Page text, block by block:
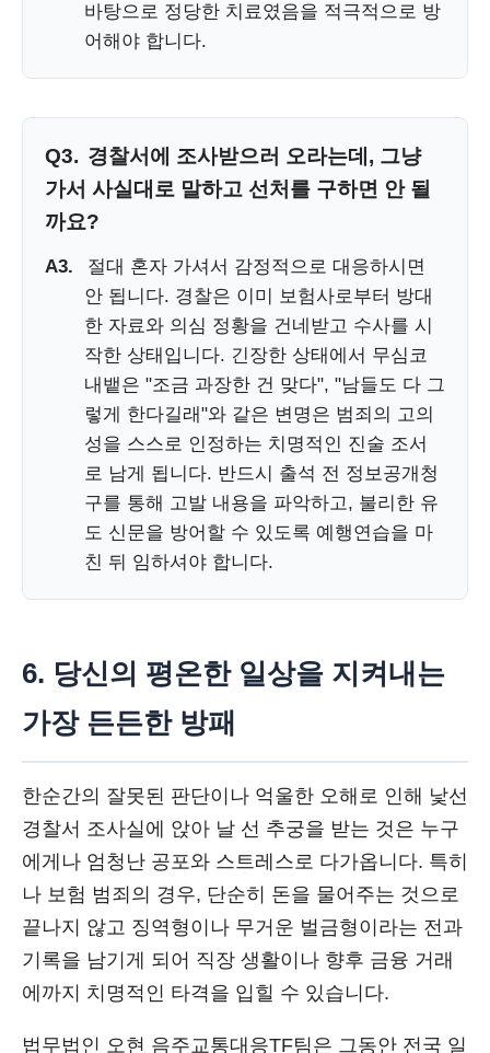
바탕으로 정당한 치료였음을 적극적으로 방
어해야 합니다.
Q3. 경찰서에 조사받으러 오라는데, 그냥
가서 사실대로 말하고 선처를 구하면 안 될
까요?
A3.
절대 혼자 가셔서 감정적으로 대응하시면
안 됩니다. 경찰은 이미 보험사로부터 방대
한 자료와 의심 정황을 건네받고 수사를 시
작한 상태입니다. 긴장한 상태에서 무심코
내뱉은 "조금 과장한 건 맞다", "남들도 다 그
렇게 한다길래"와 같은 변명은 범죄의 고의
성을 스스로 인정하는 치명적인 진술 조서
로 남게 됩니다. 반드시 출석 전 정보공개청
구를 통해 고발 내용을 파악하고, 불리한 유
도 신문을 방어할 수 있도록 예행연습을 마
친 뒤 임하셔야 합니다.
6. 당신의 평온한 일상을 지켜내는
가장 든든한 방패
한순간의 잘못된 판단이나 억울한 오해로 인해 낯선
경찰서 조사실에 앉아 날 선 추궁을 받는 것은 누구
에게나 엄청난 공포와 스트레스로 다가옵니다. 특히
나 보험 범죄의 경우, 단순히 돈을 물어주는 것으로
끝나지 않고 징역형이나 무거운 벌금형이라는 전과
기록을 남기게 되어 직장 생활이나 향후 금융 거래
에까지 치명적인 타격을 입힐 수 있습니다.
법무법인 오현 음주교통대응TF팀은 그동안 전국 일